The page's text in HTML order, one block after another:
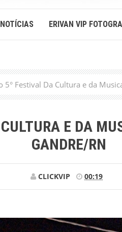
NOTÍCIAS ERIVAN VIP
5° Festival Da Cultura e da
E DA
GANDRE/RN
CLICKVIP 00:19